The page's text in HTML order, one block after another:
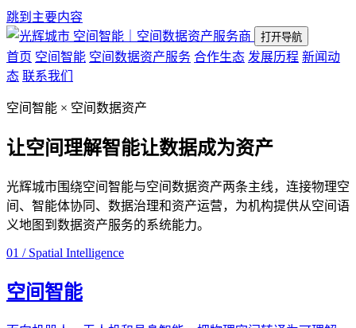
跳到主要内容
空间智能｜空间数据资产服务商
打开导航
首页 空间智能 空间数据资产服务 合作生态 发展历程 新闻动
态 联系我们
空间智能 × 空间数据资产
让空间理解智能让数据成为资产
光辉城市围绕空间智能与空间数据资产两条主线，连接物理空
间、智能体协同、数据治理和资产运营，为机构提供从空间语
义地图到数据资产服务的系统能力。
01 / Spatial Intelligence
空间智能